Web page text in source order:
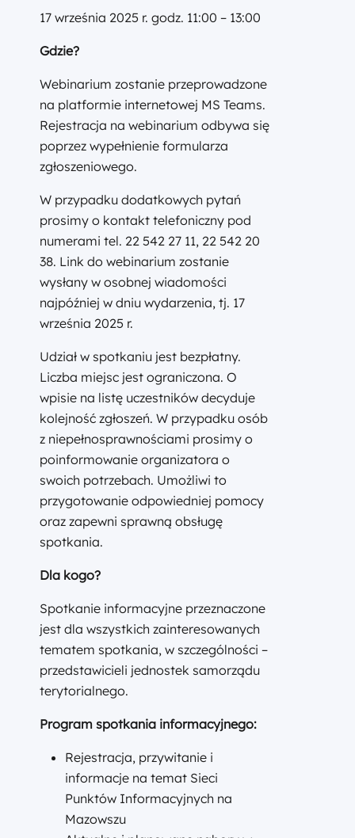
17 września 2025 r. godz. 11:00 – 13:00
Gdzie?
Webinarium zostanie przeprowadzone
na platformie internetowej MS Teams.
Rejestracja na webinarium odbywa się
poprzez wypełnienie formularza
zgłoszeniowego.
W przypadku dodatkowych pytań
prosimy o kontakt telefoniczny pod
numerami tel. 22 542 27 11, 22 542 20
38. Link do webinarium zostanie
wysłany w osobnej wiadomości
najpóźniej w dniu wydarzenia, tj. 17
września 2025 r.
Udział w spotkaniu jest bezpłatny.
Liczba miejsc jest ograniczona. O
wpisie na listę uczestników decyduje
kolejność zgłoszeń. W przypadku osób
z niepełnosprawnościami prosimy o
poinformowanie organizatora o
swoich potrzebach. Umożliwi to
przygotowanie odpowiedniej pomocy
oraz zapewni sprawną obsługę
spotkania.
Dla kogo?
Spotkanie informacyjne przeznaczone
jest dla wszystkich zainteresowanych
tematem spotkania, w szczególności –
przedstawicieli jednostek samorządu
terytorialnego.
Program spotkania informacyjnego:
Rejestracja, przywitanie i
informacje na temat Sieci
Punktów Informacyjnych na
Mazowszu